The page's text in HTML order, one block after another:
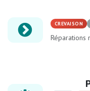
CREVAISON
Réparations